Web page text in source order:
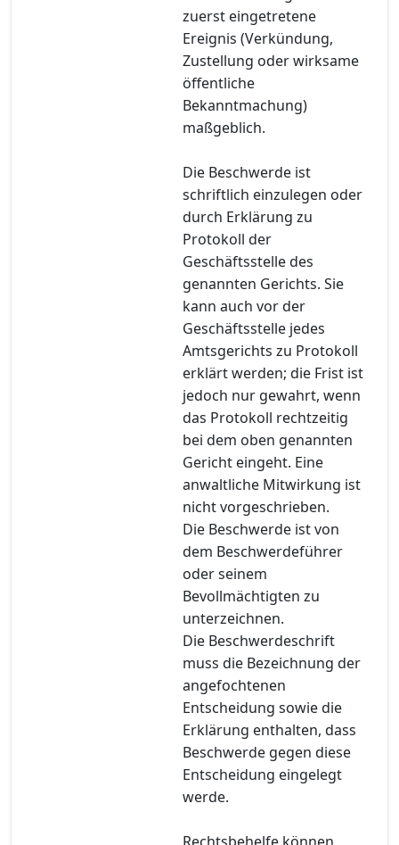
zuerst eingetretene
Ereignis (Verkündung,
Zustellung oder wirksame
öffentliche
Bekanntmachung)
maßgeblich.
Die Beschwerde ist
schriftlich einzulegen oder
durch Erklärung zu
Protokoll der
Geschäftsstelle des
genannten Gerichts. Sie
kann auch vor der
Geschäftsstelle jedes
Amtsgerichts zu Protokoll
erklärt werden; die Frist ist
jedoch nur gewahrt, wenn
das Protokoll rechtzeitig
bei dem oben genannten
Gericht eingeht. Eine
anwaltliche Mitwirkung ist
nicht vorgeschrieben.
Die Beschwerde ist von
dem Beschwerdeführer
oder seinem
Bevollmächtigten zu
unterzeichnen.
Die Beschwerdeschrift
muss die Bezeichnung der
angefochtenen
Entscheidung sowie die
Erklärung enthalten, dass
Beschwerde gegen diese
Entscheidung eingelegt
werde.